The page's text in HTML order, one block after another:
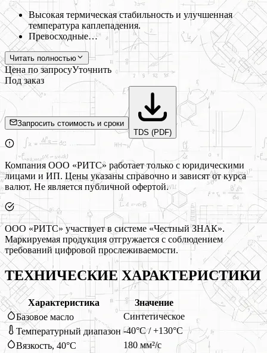
Высокая термическая стабильность и улучшенная
температура каплепадения.
Превосходные…
Читать полностью
Цена по запросуУточнить
Под заказ
Запросить стоимость и сроки
TDS (PDF)
Компания ООО «РИТС» работает только с юридическими
лицами и ИП. Цены указаны справочно и зависят от курса
валют. Не является публичной офертой.
ООО «РИТС» участвует в системе «Честный ЗНАК».
Маркируемая продукция отгружается с соблюдением
требований цифровой прослеживаемости.
ТЕХНИЧЕСКИЕ ХАРАКТЕРИСТИКИ
Характеристика
Значение
Базовое масло
Синтетическое
Температурный диапазон -40°C / +130°C
Вязкость, 40°C
180 мм²/с